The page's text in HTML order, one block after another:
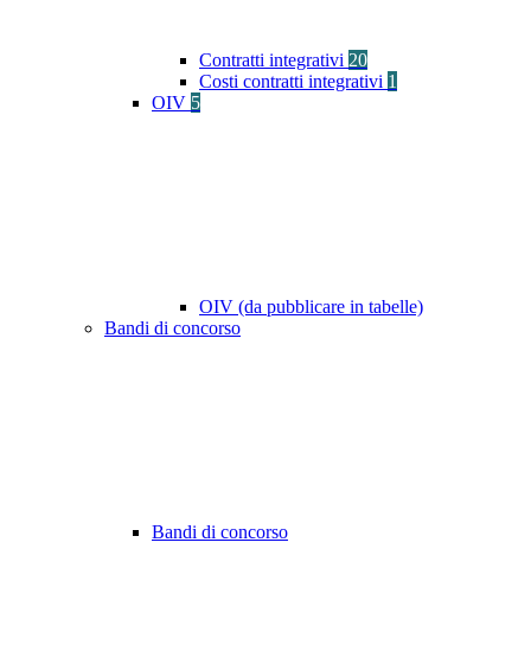
Contratti integrativi 20
Costi contratti integrativi 1
OIV 5
OIV (da pubblicare in tabelle)
Bandi di concorso
Bandi di concorso